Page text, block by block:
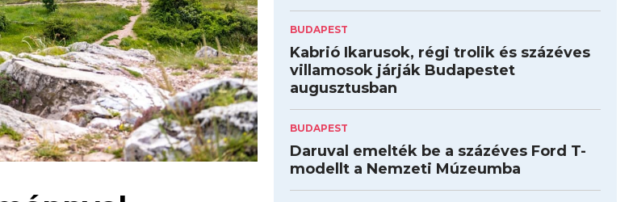
BUDAPEST
Kabrió Ikarusok, régi trolik és százéves
villamosok járják Budapestet
augusztusban
BUDAPEST
Daruval emelték be a százéves Ford T-
modellt a Nemzeti Múzeumba